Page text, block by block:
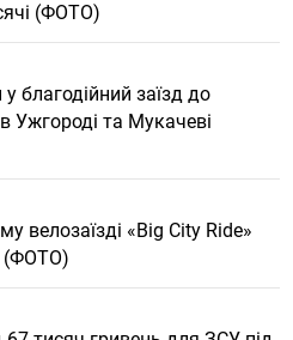
(ФОТО)
благодійний заїзд до
Ужгороді та Мукачеві
велозаїзді «Big City Ride»
(ФОТО)